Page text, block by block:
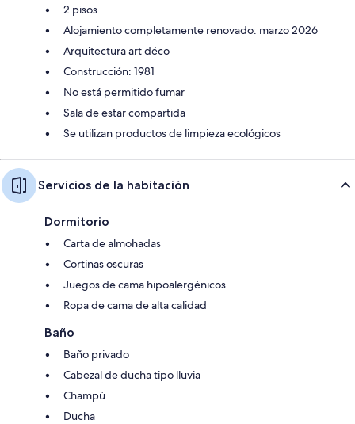
2 pisos
Alojamiento completamente renovado: marzo 2026
Arquitectura art déco
Construcción: 1981
No está permitido fumar
Sala de estar compartida
Se utilizan productos de limpieza ecológicos
Servicios de la habitación
Dormitorio
Carta de almohadas
Cortinas oscuras
Juegos de cama hipoalergénicos
Ropa de cama de alta calidad
Baño
Baño privado
Cabezal de ducha tipo lluvia
Champú
Ducha